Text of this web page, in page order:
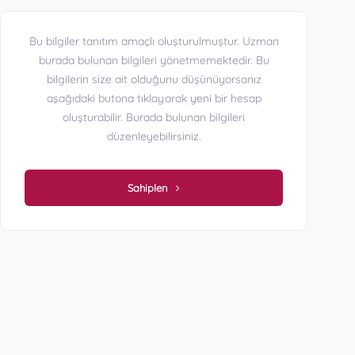
Bu bilgiler tanıtım amaçlı oluşturulmuştur. Uzman
burada bulunan bilgileri yönetmemektedir. Bu
bilgilerin size ait olduğunu düşünüyorsanız
aşağıdaki butona tıklayarak yeni bir hesap
oluşturabilir. Burada bulunan bilgileri
düzenleyebilirsiniz.
Sahiplen